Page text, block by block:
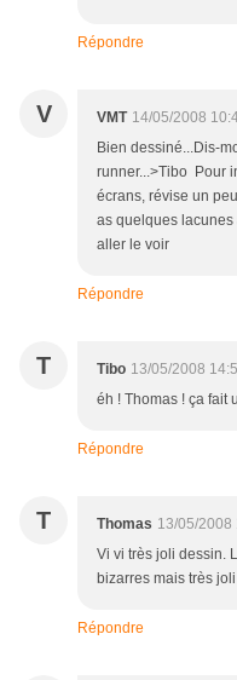
Répondre
V VMT 14/05/2008
Bien dessiné...Dis-
runner...>Tibo Pour
écrans, révise un
as quelques
aller le voir
Répondre
T Tibo 13/05/2008
éh ! Thomas ! ça fait
Répondre
T Thomas 13/05/2008
Vi vi très joli dessin.
bizarres mais très
Répondre